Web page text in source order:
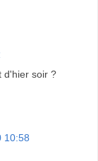
d'hier soir ?
10:58